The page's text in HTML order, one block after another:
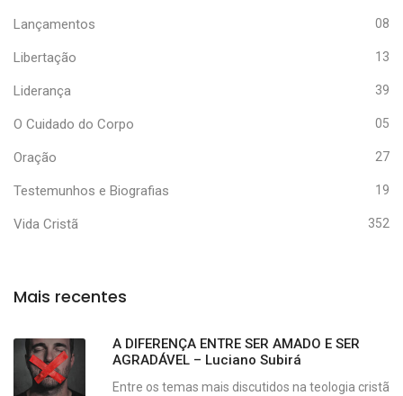
Lançamentos 08
Libertação 13
Liderança 39
O Cuidado do Corpo 05
Oração 27
Testemunhos e Biografias 19
Vida Cristã 352
Mais recentes
A DIFERENÇA ENTRE SER AMADO E SER
AGRADÁVEL – Luciano Subirá
Entre os temas mais discutidos na teologia cristã